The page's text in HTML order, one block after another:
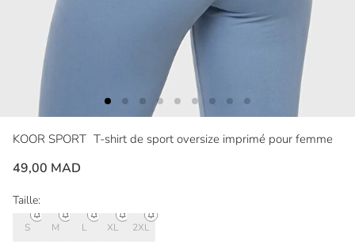
KOOR SPORT T-shirt de sport oversize imprimé pour femme
49,00 MAD
Taille:
S M L XL 2XL